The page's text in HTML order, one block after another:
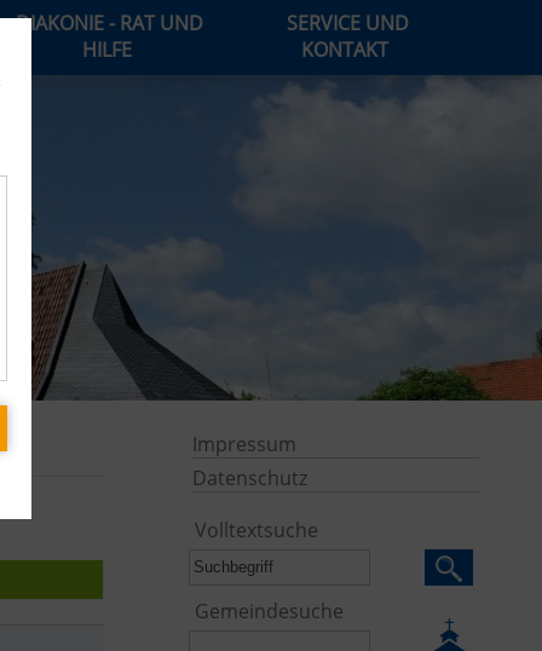
DIAKONIE - RAT UND
HILFE
SERVICE UND
KONTAKT
Impressum
Datenschutz
Volltextsuche
Gemeindesuche